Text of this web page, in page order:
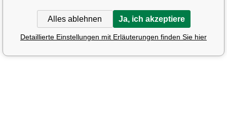
Alles ablehnen Ja, ich akzeptiere
Detaillierte Einstellungen mit Erläuterungen finden Sie hier